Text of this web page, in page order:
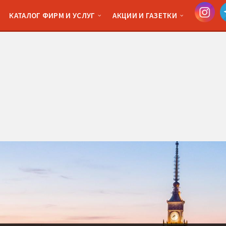
КАТАЛОГ ФИРМ И УСЛУГ АКЦИИ И ГАЗЕТКИ